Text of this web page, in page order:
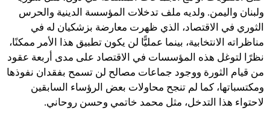
ولبنان واليمن. ولديه ملف تدخلات المؤسسة الدينية والحرس
الثوري في الاقتصاد، الذي ظهرت معارضة بزشكيان له في
مناظراته الانتخابية، بينما عمليًّا لن يكون تطبيق هذا الأمر ممكنًا،
نظرًا لتوغل هذه المؤسسات في الاقتصاد على مدى أربعة عقود
من قيام الثورة ووجود جماعات مصالح لن تسمح بفقدان نفوذها
ومكتسباتها، كما لم تنجح محاولات بعض الرؤساء السابقين
لاحتواء هذا التدخل، مثل محمد خاتمي وحسن روحاني.